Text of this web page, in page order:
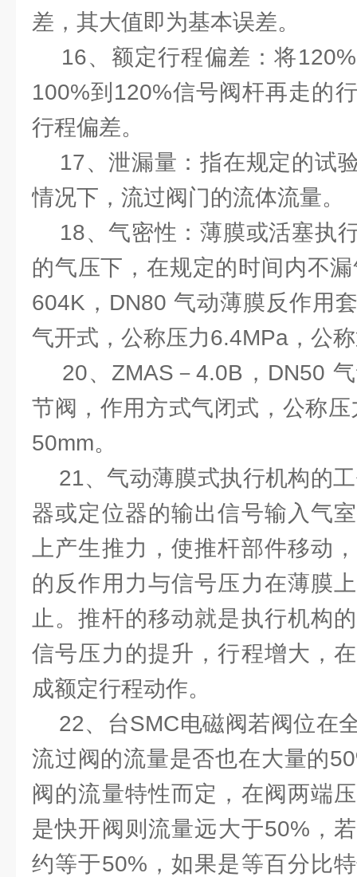
差，其大值即为基本误差。
16、额定行程偏差：将
100%到120%信号阀杆再走的
行程偏差。
17、泄漏量：指在规定的试
情况下，流过阀门的流体流量。
18、气密性：薄膜或活塞执
的气压下，在规定的时间内不
604K，DN80 气动薄膜反作用
气开式，公称压力6.4MPa，公
20、ZMAS－4.0B，DN50
节阀，作用方式气闭式，公称
50mm。
21、气动薄膜式执行机构的
器或定位器的输出信号输入气
上产生推力，使推杆部件移动
的反作用力与信号压力在薄膜
止。推杆的移动就是执行机构
信号压力的提升，行程增大，
成额定行程动作。
22、台SMC电磁阀若阀位在
流过阀的流量是否也在大量的
阀的流量特性而定，在阀两端
是快开阀则流量远大于50%，
约等于50%，如果是等百分比